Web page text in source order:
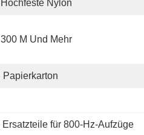
Hochfeste Nylon
300 M Und Mehr
Papierkarton
Ersatzteile für 800-Hz-Aufzüge